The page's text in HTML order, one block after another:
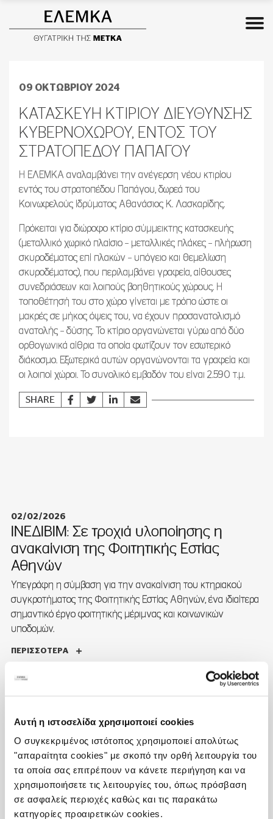
Αυτή η ιστοσελίδα χρησιμοποιεί cookies
Ο συγκεκριμένος ιστότοπος χρησιμοποιεί απολύτως
"απαραίτητα cookies" με σκοπό την ορθή λειτουργία του
τα οποία σας επιτρέπουν να κάνετε περιήγηση και να
χρησιμοποιήσετε τις λειτουργίες του, όπως πρόσβαση
σε ασφαλείς περιοχές καθώς και τις παρακάτω
κατηγορίες προαιρετικών cookies.
09 ΟΚΤΩΒΡΙΟΥ 2024
ΚΑΤΑΣΚΕΥΗ ΚΤΙΡΙΟΥ ΔΙΕΥΘΥΝΣΗΣ
ΚΥΒΕΡΝΟΧΩΡΟΥ, ΕΝΤΟΣ ΤΟΥ
ΣΤΡΑΤΟΠΕΔΟΥ ΠΑΠΑΓΟΥ
Η ΕΛΕΜΚΑ αναλαμβάνει την ανέγερση νέου κτιρίου
εντός του στρατοπέδου Παπάγου, δωρεά του
Κοινωφελούς Ιδρύματος Αθανάσιος Κ. Λασκαρίδης.
Πρόκειται για διώροφο κτίριο σύμμεικτης κατασκευής
(μεταλλικό χωρικό πλαίσιο – μεταλλικές πλάκες – πλήρωση
σκυροδέματος επί πλακών – υπόγειο και θεμελίωση
σκυροδέματος), που περιλαμβάνει γραφεία, αίθουσες
συνεδριάσεων και λοιπούς βοηθητικούς χώρους. Η
τοποθέτησή του στο χώρο γίνεται με τρόπο ώστε οι
μακρές σε μήκος όψεις του, να έχουν προσανατολισμό
ανατολής – δύσης. Το κτίριο οργανώνεται γύρω από δύο
ορθογωνικά αίθρια τα οποία φωτίζουν τον εσωτερικό
διάκοσμο. Εξωτερικά αυτών οργανώνονται τα γραφεία και
οι λοιποί χώροι. Το συνολικό εμβαδόν του είναι 2.590 τ.μ.
SHARE
02/02/2026
ΙΝΕΔΙΒΙΜ: Σε τροχιά υλοποίησης η
ανακαίνιση της Φοιτητικής Εστίας
Αθηνών
Υπεγράφη η σύμβαση για την ανακαίνιση του κτηριακού
συγκροτήματος της Φοιτητικής Εστίας Αθηνών, ένα ιδιαίτερα
σημαντικό έργο φοιτητικής μέριμνας και κοινωνικών
υποδομών.
ΠΕΡΙΣΣΌΤΕΡΑ
10/06/2025
ΟΑΚΑ – Ποδηλατοδρόμιο, εργασίες
επισκευής-συντήρησης-στεγάνωσης
εσωτερικής οροφής & ξύλινης πίστας
Η ΕΛΕΜΚΑ ανέλαβε τις εργασίες επεμβάσεων ,επισκευών και
στεγανοποιήσεων στην οροφή και την πίστα του